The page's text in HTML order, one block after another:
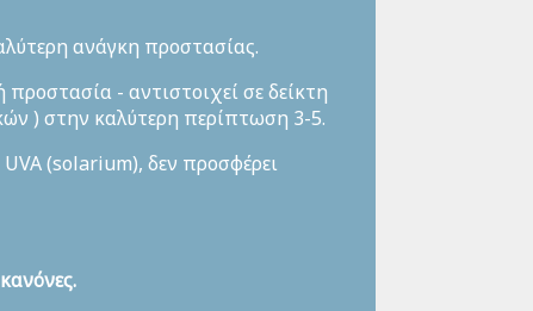
ανάγκη προστασίας.
- αντιστοιχεί σε δείκτη
) στην καλύτερη περίπτωση 3-5.
(solarium), δεν προσφέρει